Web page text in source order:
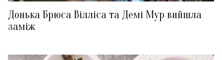
Донька Брюса Вілліса та Демі Мур вийшла
заміж